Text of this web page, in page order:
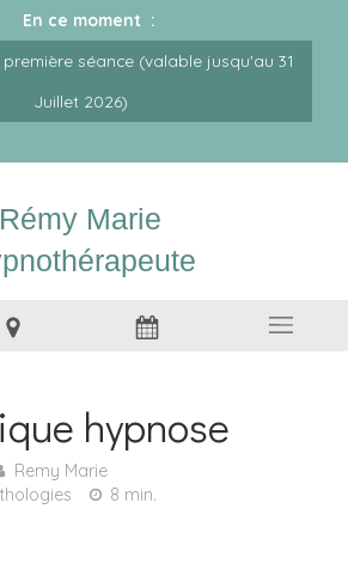
En ce moment :
séance (valable jusqu'au 31
Juillet 2026)
Rémy Marie
hypnose
Remy Marie
8 min.